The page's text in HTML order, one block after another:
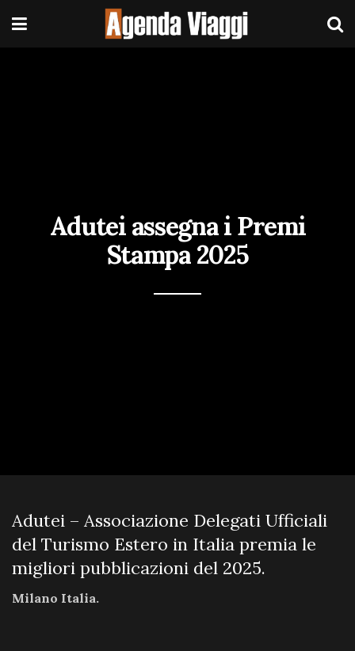
Adutei assegna i Premi
Stampa 2025
Adutei – Associazione Delegati Ufficiali
del Turismo Estero in Italia premia le
migliori pubblicazioni del 2025.
Milano Italia.